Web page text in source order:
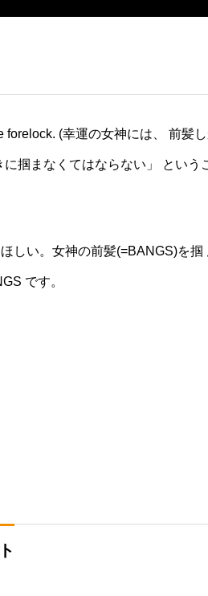
(幸運の女神には、 前髪
掴まなくてはならない」 という
しい。女神の前髪(=BANGS)を掴
です。